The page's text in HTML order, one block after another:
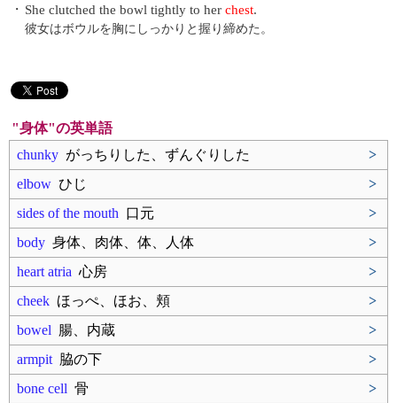
・ She clutched the bowl tightly to her chest.
彼女はボウルを胸にしっかりと握り締めた。
"身体"の英単語
chunky がっちりした、ずんぐりした
>
elbow ひじ
>
sides of the mouth 口元
>
body 身体、肉体、体、人体
>
heart atria 心房
>
cheek ほっぺ、ほお、頬
>
bowel 腸、内蔵
>
armpit 脇の下
>
bone cell 骨
>